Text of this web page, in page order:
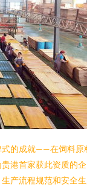
式的成就——在饲料原
港首家获此资质的企
产流程规范和安全